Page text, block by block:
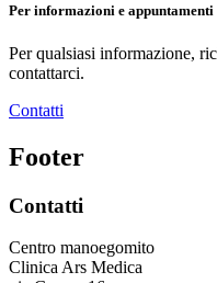
Per informazioni e appuntamenti
Per qualsiasi informazione,
contattarci.
Contatti
Footer
Contatti
Centro manoegomito
Clinica Ars Medica